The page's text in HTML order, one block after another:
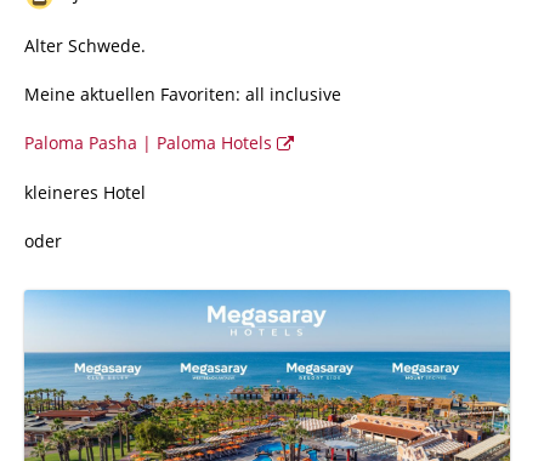
Alter Schwede.
Meine aktuellen Favoriten: all inclusive
Paloma Pasha | Paloma Hotels
kleineres Hotel
oder